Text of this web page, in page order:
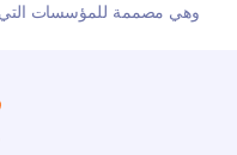
وهي مصممة للمؤسسات التي